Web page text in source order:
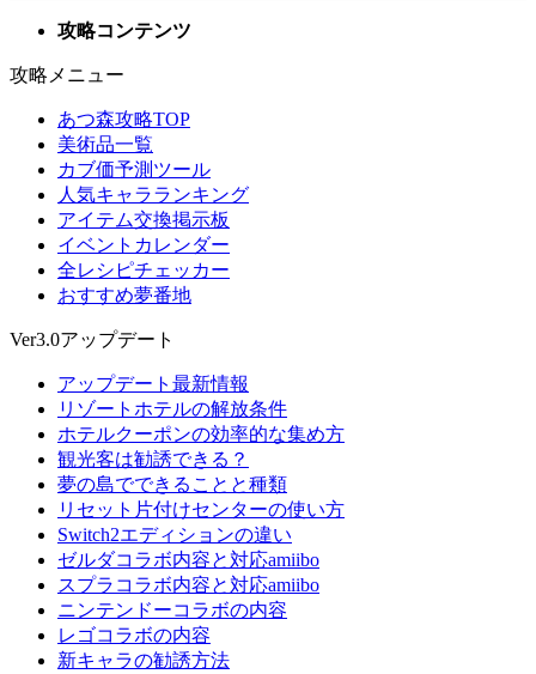
攻略コンテンツ
攻略メニュー
あつ森攻略TOP
美術品一覧
カブ価予測ツール
人気キャラランキング
アイテム交換掲示板
イベントカレンダー
全レシピチェッカー
おすすめ夢番地
Ver3.0アップデート
アップデート最新情報
リゾートホテルの解放条件
ホテルクーポンの効率的な集め方
観光客は勧誘できる？
夢の島でできることと種類
リセット片付けセンターの使い方
Switch2エディションの違い
ゼルダコラボ内容と対応amiibo
スプラコラボ内容と対応amiibo
ニンテンドーコラボの内容
レゴコラボの内容
新キャラの勧誘方法